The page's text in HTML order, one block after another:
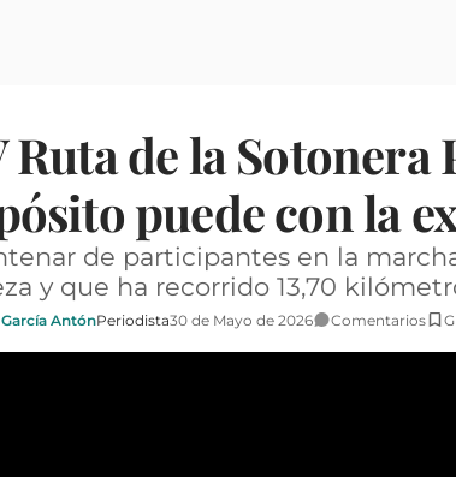
Ruta de la
puede con la
de participantes en la
y que ha recorrido 13,70
AntónPeriodista30 de Mayo de 2026 Comentarios